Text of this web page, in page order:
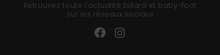
Retrouvez toute l'actualité billard et baby-foot
sur les réseaux sociaux